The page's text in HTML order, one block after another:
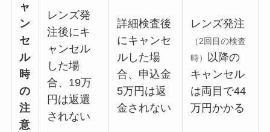
ャ
ン
セ
ル
時
の
注
意
レンズ発
注後にキ
ャンセル
した場
合、19万
円は返還
されない
詳細検査後
にキャンセ
ルした場
合、申込金
5万円は返
金されない
レンズ発注
（2回目の検査
時）
以降の
キャンセル
は両目で44
万円かかる